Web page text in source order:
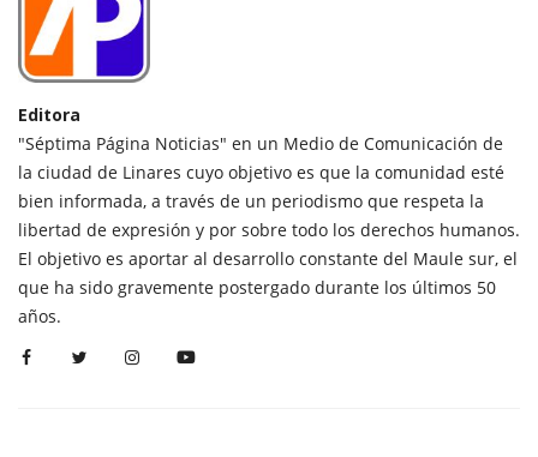
Editora
"Séptima Página Noticias" en un Medio de Comunicación de
la ciudad de Linares cuyo objetivo es que la comunidad esté
bien informada, a través de un periodismo que respeta la
libertad de expresión y por sobre todo los derechos humanos.
El objetivo es aportar al desarrollo constante del Maule sur, el
que ha sido gravemente postergado durante los últimos 50
años.